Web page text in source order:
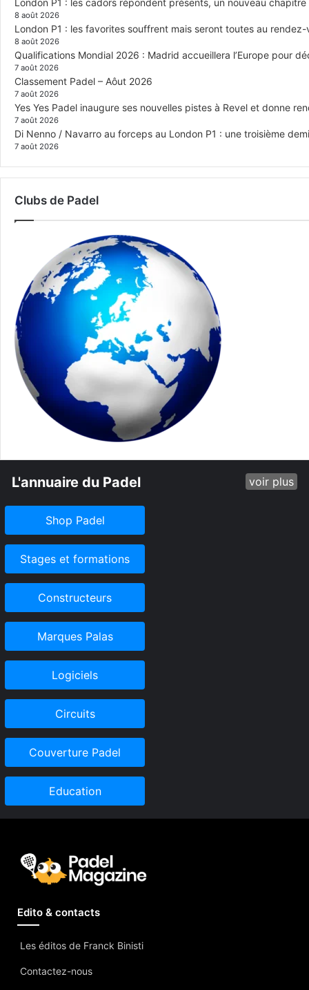
8 août 2026
London P1 : les favorites souffrent mais seront toutes au
8 août 2026
Qualifications Mondial 2026 : Madrid accueillera l’Europe pour
7 août 2026
Classement Padel – Aôut 2026
7 août 2026
Yes Yes Padel inaugure ses nouvelles pistes à Revel et donne
7 août 2026
Di Nenno / Navarro au forceps au London P1 : une troisième
7 août 2026
Clubs de Padel
L'annuaire du Padel voir plus
Shop Padel
Stages et formations
Constructeurs
Marques Palas
Logiciels
Circuits
Couverture Padel
Education
Edito & contacts
Les éditos de Franck Binisti
Contactez-nous